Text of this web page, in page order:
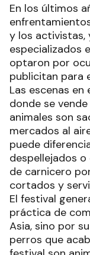
En los últimos
y los activistas,
especializados
optaron por
publicitan para
Las escenas en
donde se
animales son
mercados al
puede
despellejados
de carnicero
cortados y
El festival
práctica de
Asia, sino por
perros que